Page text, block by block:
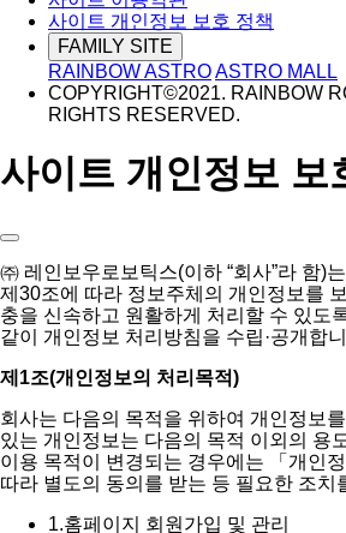
사이트 개인정보 보호 정책
FAMILY SITE
RAINBOW ASTROASTRO MALL
COPYRIGHT©2021. RAINBOW
RIGHTS RESERVED.
사이트 개인정보 보
㈜ 레인보우로보틱스(이하 “회사”라 함)
제30조에 따라 정보주체의 개인정보를
충을 신속하고 원활하게 처리할 수 있도
같이 개인정보 처리방침을 수립·공개합
제1조(개인정보의 처리목적)
회사는 다음의 목적을 위하여 개인정보
있는 개인정보는 다음의 목적 이외의 용
이용 목적이 변경되는 경우에는 「개인
따라 별도의 동의를 받는 등 필요한 조치
1.홈페이지 회원가입 및 관리